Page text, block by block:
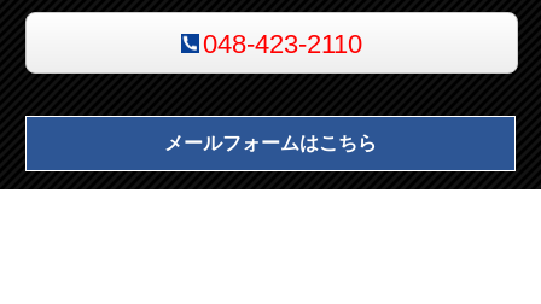
048-423-2110
メールフォームはこちら